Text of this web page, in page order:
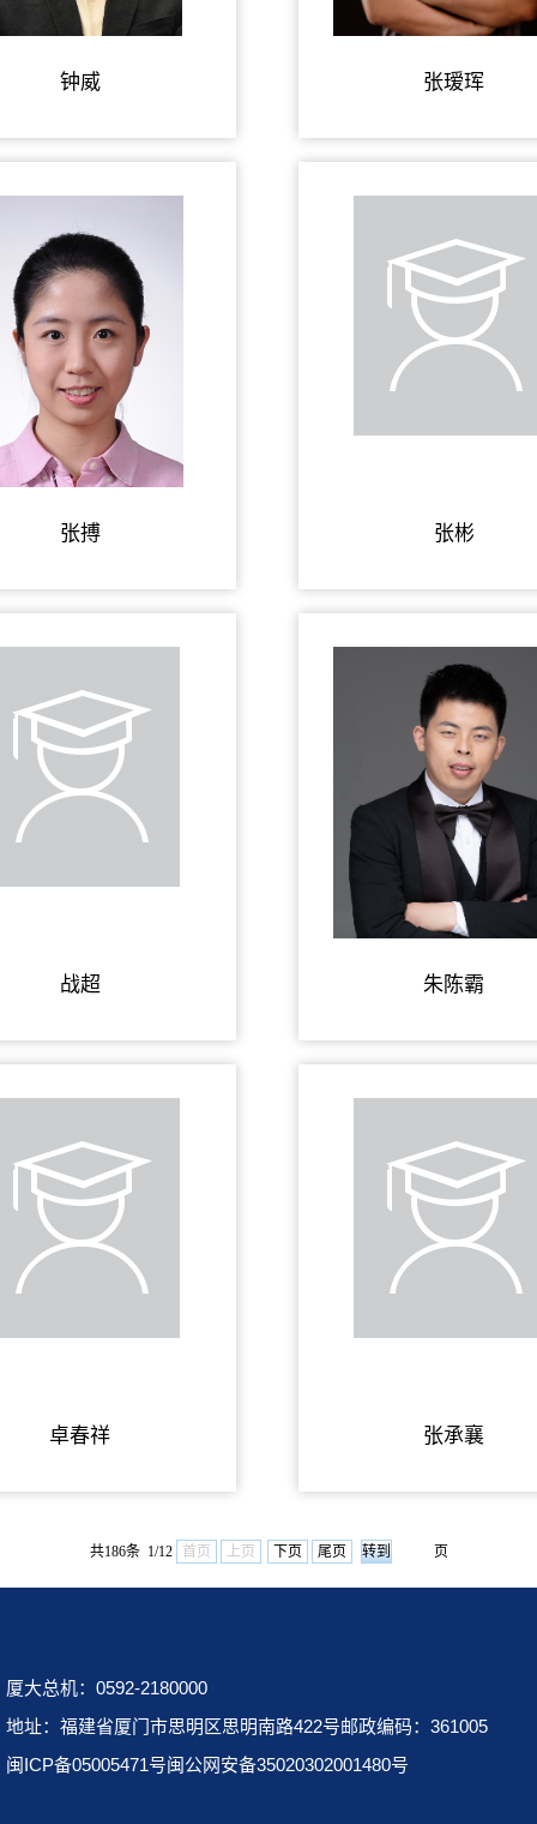
钟威 张瑷珲
张搏 张彬
战超 朱陈霸
卓春祥 张承襄
共186条 1/12 首页 上页 下页 尾页 页
厦大总机：0592-2180000
地址：福建省厦门市思明区思明南路422号邮政编码：361005
闽ICP备05005471号闽公网安备35020302001480号